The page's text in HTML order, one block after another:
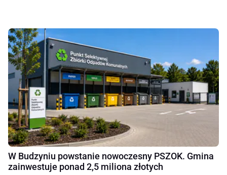
W Budzyniu powstanie nowoczesny PSZOK. Gmina
zainwestuje ponad 2,5 miliona złotych